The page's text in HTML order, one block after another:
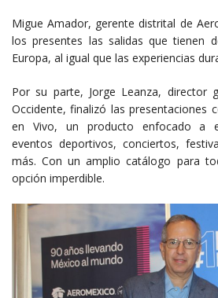
Migue Amador, gerente distrital de
los presentes las salidas que tienen
Europa, al igual que las experiencias
Por su parte, Jorge Leanza, director
Occidente, finalizó las presentaciones
en Vivo, un producto enfocado a
eventos deportivos, conciertos,
más. Con un amplio catálogo para
opción imperdible.